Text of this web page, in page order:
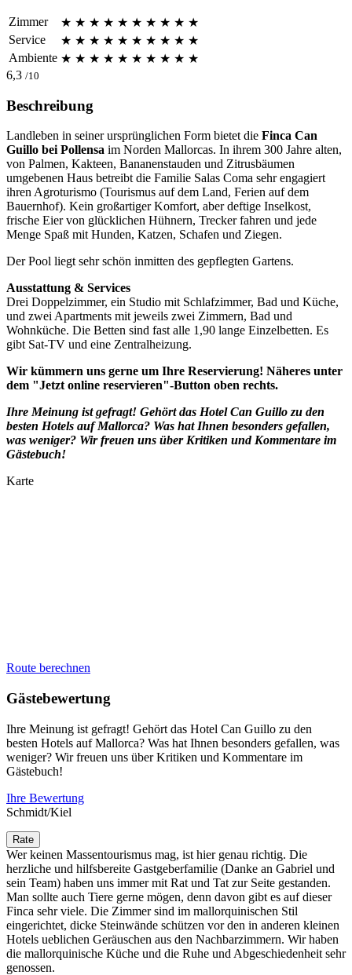
Zimmer ★ ★ ★ ★ ★ ★ ★ ★ ★ ★
Service
★ ★ ★ ★ ★ ★ ★ ★ ★ ★
Ambiente ★ ★ ★ ★ ★ ★ ★ ★ ★ ★
6,3 /10
Beschreibung
Landleben in seiner ursprünglichen Form bietet die Finca Can
Guillo bei Pollensa im Norden Mallorcas. In ihrem 300 Jahre alten,
von Palmen, Kakteen, Bananenstauden und Zitrusbäumen
umgebenen Haus betreibt die Familie Salas Coma sehr engagiert
ihren Agroturismo (Tourismus auf dem Land, Ferien auf dem
Bauernhof). Kein großartiger Komfort, aber deftige Inselkost,
frische Eier von glücklichen Hühnern, Trecker fahren und jede
Menge Spaß mit Hunden, Katzen, Schafen und Ziegen.
Der Pool liegt sehr schön inmitten des gepflegten Gartens.
Ausstattung & Services
Drei Doppelzimmer, ein Studio mit Schlafzimmer, Bad und Küche,
und zwei Apartments mit jeweils zwei Zimmern, Bad und
Wohnküche. Die Betten sind fast alle 1,90 lange Einzelbetten. Es
gibt Sat-TV und eine Zentralheizung.
Wir kümmern uns gerne um Ihre Reservierung! Näheres unter
dem "Jetzt online reservieren"-Button oben rechts.
Ihre Meinung ist gefragt! Gehört das Hotel Can Guillo zu den
besten Hotels auf Mallorca? Was hat Ihnen besonders gefallen,
was weniger? Wir freuen uns über Kritiken und Kommentare im
Gästebuch!
Karte
Route berechnen
Gästebewertung
Ihre Meinung ist gefragt! Gehört das Hotel Can Guillo zu den
besten Hotels auf Mallorca? Was hat Ihnen besonders gefallen, was
weniger? Wir freuen uns über Kritiken und Kommentare im
Gästebuch!
Ihre Bewertung
Schmidt/Kiel
Wer keinen Massentourismus mag, ist hier genau richtig. Die
herzliche und hilfsbereite Gastgeberfamilie (Danke an Gabriel und
sein Team) haben uns immer mit Rat und Tat zur Seite gestanden.
Man sollte auch Tiere gerne mögen, denn davon gibt es auf dieser
Finca sehr viele. Die Zimmer sind im mallorquinischen Stil
eingerichtet, dicke Steinwände schützen vor den in anderen kleinen
Hotels ueblichen Geräuschen aus den Nachbarzimmern. Wir haben
die mallorquinische Küche und die Ruhe und Abgeschiedenheit sehr
genossen.